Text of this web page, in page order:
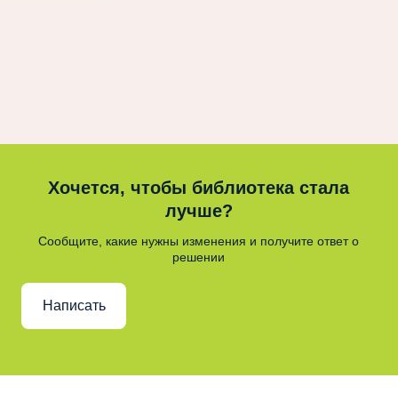
Хочется, чтобы библиотека стала
лучше?
Сообщите, какие нужны изменения и получите ответ о
решении
Написать